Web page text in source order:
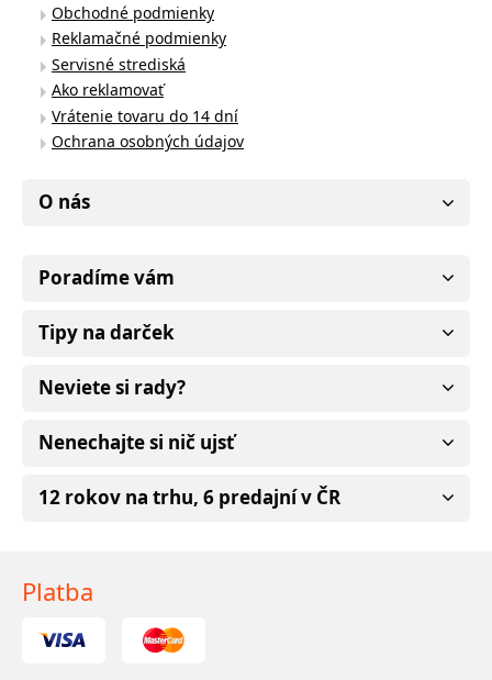
Obchodné podmienky
Reklamačné podmienky
Servisné strediská
Ako reklamovať
Vrátenie tovaru do 14 dní
Ochrana osobných údajov
O nás
Poradíme vám
Tipy na darček
Neviete si rady?
Nenechajte si nič ujsť
12 rokov na trhu, 6 predajní v ČR
Platba